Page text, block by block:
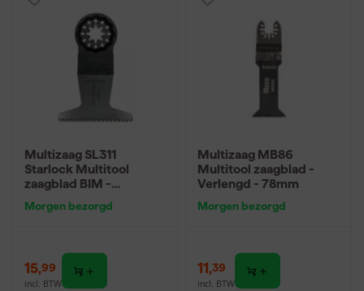
Multizaag SL311
Starlock Multitool
zaagblad BIM -
vertanding - 50mm
Morgen bezorgd
15,99
incl. BTW
Multizaag MB86
Multitool zaagblad -
Verlengd - 78mm
Morgen bezorgd
11,39
incl. BTW